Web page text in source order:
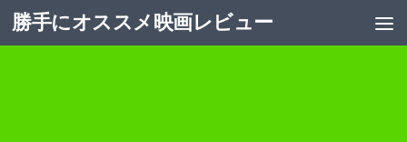
コンテンツへスキップ
勝手にオススメ映画レビュー